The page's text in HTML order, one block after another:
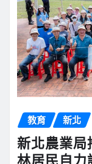
教育 新北
新北農業
林居民自力